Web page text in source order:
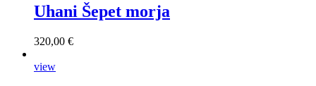
Uhani Šepet morja
320,00 €
view